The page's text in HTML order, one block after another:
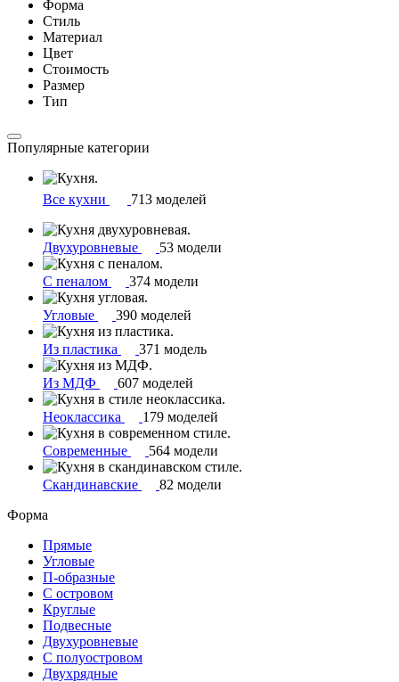
Форма
Стиль
Материал
Цвет
Стоимость
Размер
Тип
Популярные категории
Все кухни 713 моделей
Двухуровневые 53 модели
С пеналом 374 модели
Угловые 390 моделей
Из пластика 371 модель
Из МДФ 607 моделей
Неоклассика 179 моделей
Современные 564 модели
Скандинавские
82 модели
Форма
Прямые
Угловые
П-образные
С островом
Круглые
Подвесные
Двухуровневые
С полуостровом
Двухрядные